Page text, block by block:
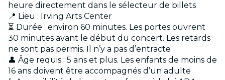
heure directement dans le sélecteur de billets
📍 Lieu : Irving Arts Center
⏳ Durée : environ 60 minutes. Les portes ouvrent
30 minutes avant le début du concert. Les retards
ne sont pas permis. Il n’y a pas d’entracte
👤 Âge requis : 5 ans et plus. Les enfants de moins de
16 ans doivent être accompagnés d’un adulte